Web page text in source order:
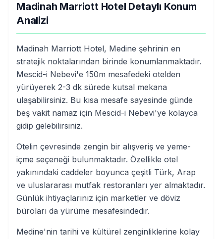
Madinah Marriott Hotel Detaylı Konum
Analizi
Madinah Marriott Hotel, Medine şehrinin en
stratejik noktalarından birinde konumlanmaktadır.
Mescid-i Nebevi'e 150m mesafedeki otelden
yürüyerek 2-3 dk sürede kutsal mekana
ulaşabilirsiniz. Bu kısa mesafe sayesinde günde
beş vakit namaz için Mescid-i Nebevi'ye kolayca
gidip gelebilirsiniz.
Otelin çevresinde zengin bir alışveriş ve yeme-
içme seçeneği bulunmaktadır. Özellikle otel
yakınındaki caddeler boyunca çeşitli Türk, Arap
ve uluslararası mutfak restoranları yer almaktadır.
Günlük ihtiyaçlarınız için marketler ve döviz
büroları da yürüme mesafesindedir.
Medine'nin tarihi ve kültürel zenginliklerine kolay